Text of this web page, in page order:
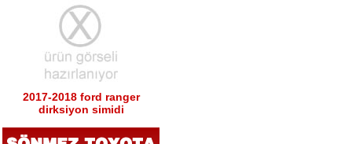
2017-2018 ford ranger
dirksiyon simidi
sol tabla